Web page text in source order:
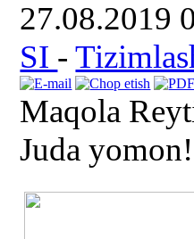
27.08.2019
SI -
Maqola
Juda yomon!